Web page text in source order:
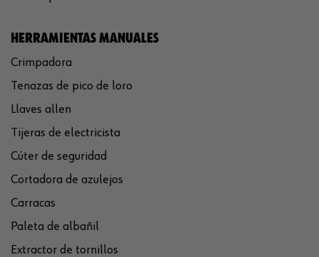
HERRAMIENTAS MANUALES
Crimpadora
Tenazas de pico de loro
Llaves allen
Tijeras de electricista
Cúter de seguridad
Cortadora de azulejos
Carracas
Paleta de albañil
Extractor de tornillos